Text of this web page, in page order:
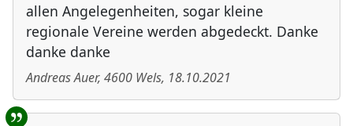
allen Angelegenheiten, sogar kleine
regionale Vereine werden abgedeckt. Danke
danke danke
Andreas Auer, 4600 Wels, 18.10.2021